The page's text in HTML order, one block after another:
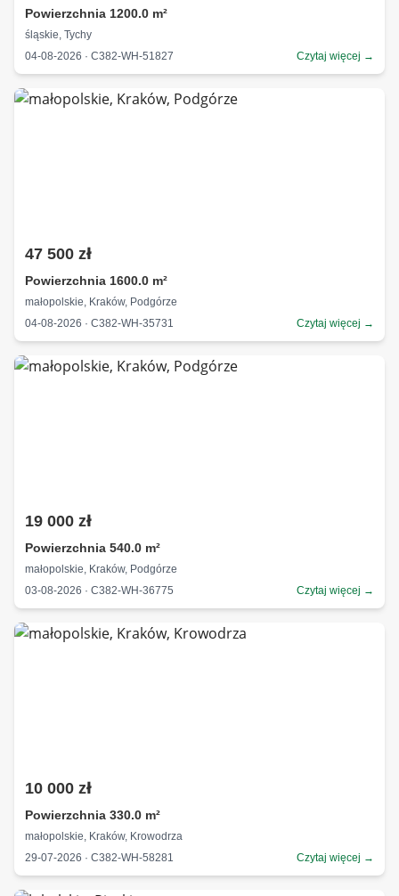
Powierzchnia 1200.0 m²
śląskie, Tychy
04-08-2026 · C382-WH-51827
Czytaj więcej →
47 500 zł
Powierzchnia 1600.0 m²
małopolskie, Kraków, Podgórze
04-08-2026 · C382-WH-35731
Czytaj więcej →
19 000 zł
Powierzchnia 540.0 m²
małopolskie, Kraków, Podgórze
03-08-2026 · C382-WH-36775
Czytaj więcej →
10 000 zł
Powierzchnia 330.0 m²
małopolskie, Kraków, Krowodrza
29-07-2026 · C382-WH-58281
Czytaj więcej →